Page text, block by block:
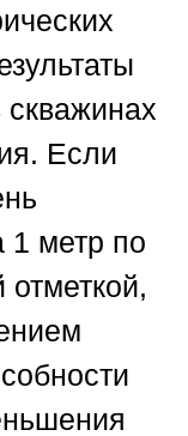
Если
1 метр по